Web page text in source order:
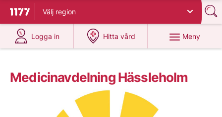
Till startsidan för 1177
Välj region
Logga in
på 1177.se
Hitta vård
på 1177.se
Meny
Medicinavdelning Hässleholm